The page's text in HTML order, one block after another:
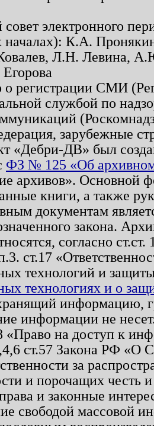
электронного
началах): К.А.
Л.Н. Левина,
о регистрации СМИ
службой по
зарубежные
«Дебри-ДВ» был
ФЗ № 125 «Об
архивов». Основной
книги, а также
документам
закона.
согласно
ст.17
технологий и
технологиях и о
информацию,
информации не
«Право на доступ к
ст.57 Закона РФ «О
за
и порочащих честь
и законные
свободой массовой